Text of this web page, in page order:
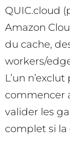
QUIC.cloud
Amazon
du cache,
workers/
L’un
commencer
valider les
complet si la